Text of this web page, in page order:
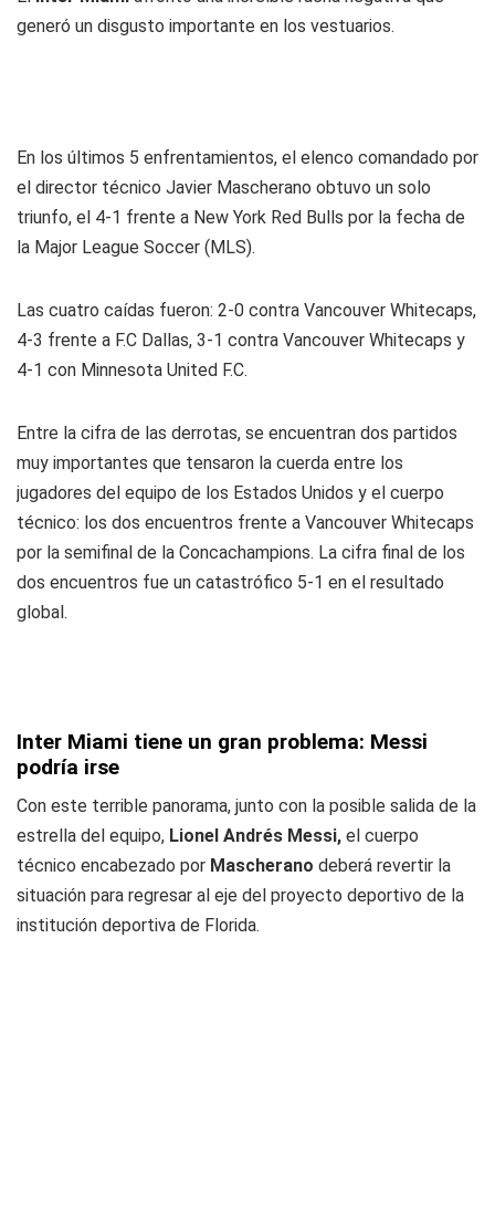
generó un disgusto importante en los vestuarios.
En los últimos 5 enfrentamientos, el elenco comandado por
el director técnico Javier Mascherano obtuvo un solo
triunfo, el 4-1 frente a New York Red Bulls por la fecha de
la Major League Soccer (MLS).
Las cuatro caídas fueron: 2-0 contra Vancouver Whitecaps,
4-3 frente a F.C Dallas, 3-1 contra Vancouver Whitecaps y
4-1 con Minnesota United F.C.
Entre la cifra de las derrotas, se encuentran dos partidos
muy importantes que tensaron la cuerda entre los
jugadores del equipo de los Estados Unidos y el cuerpo
técnico: los dos encuentros frente a Vancouver Whitecaps
por la semifinal de la Concachampions. La cifra final de los
dos encuentros fue un catastrófico 5-1 en el resultado
global.
Inter Miami tiene un gran problema: Messi
podría irse
Con este terrible panorama, junto con la posible salida de la
estrella del equipo, Lionel Andrés Messi, el cuerpo
técnico encabezado por Mascherano deberá revertir la
situación para regresar al eje del proyecto deportivo de la
institución deportiva de Florida.